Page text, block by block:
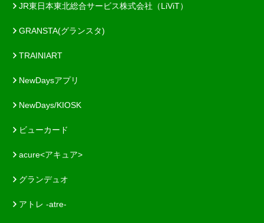
JR東日本東北総合サービス株式会社（LiViT）
GRANSTA(グランスタ)
TRAINIART
NewDaysアプリ
NewDays/KIOSK
ビューカード
acure<アキュア>
グランデュオ
アトレ -atre-